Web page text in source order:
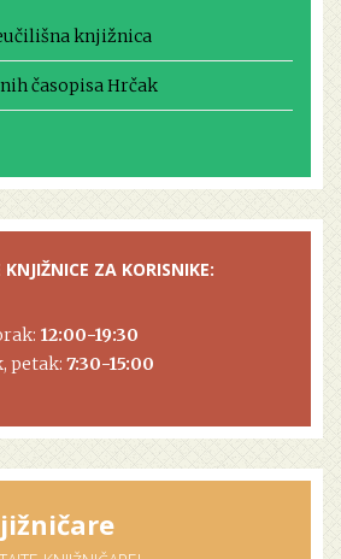
knjižnica
časopisa Hrčak
ZA KORISNIKE:
12:00-19:30
petak: 7:30-15:00